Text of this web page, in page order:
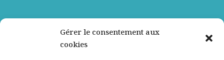
Gérer le consentement aux
cookies